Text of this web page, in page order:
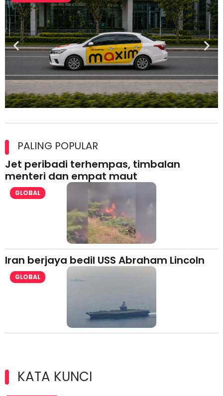
lesen separuh pertama 2026
PALING POPULAR
Jet peribadi terhempas, timbalan
menteri dan empat maut
GLOBAL
Iran berjaya bedil USS Abraham Lincoln
GLOBAL
KATA KUNCI